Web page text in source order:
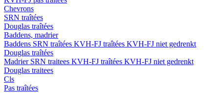
Chevrons
SRN traîtées
Douglas traîtées
Baddens, madrier
Baddens SRN traîtées KVH-FJ traîtées KVH-FJ niet gedrenkt
Douglas traîtées
Madrier SRN traitees KVH-FJ traîtées KVH-FJ niet gedrenkt
Douglas traitees
Cls
Pas traîtées